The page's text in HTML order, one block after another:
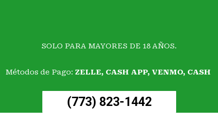
SOLO PARA MAYORES DE 18 AÑOS.
Métodos de Pago: ZELLE, CASH APP, VENMO, CASH
(773) 823-1442